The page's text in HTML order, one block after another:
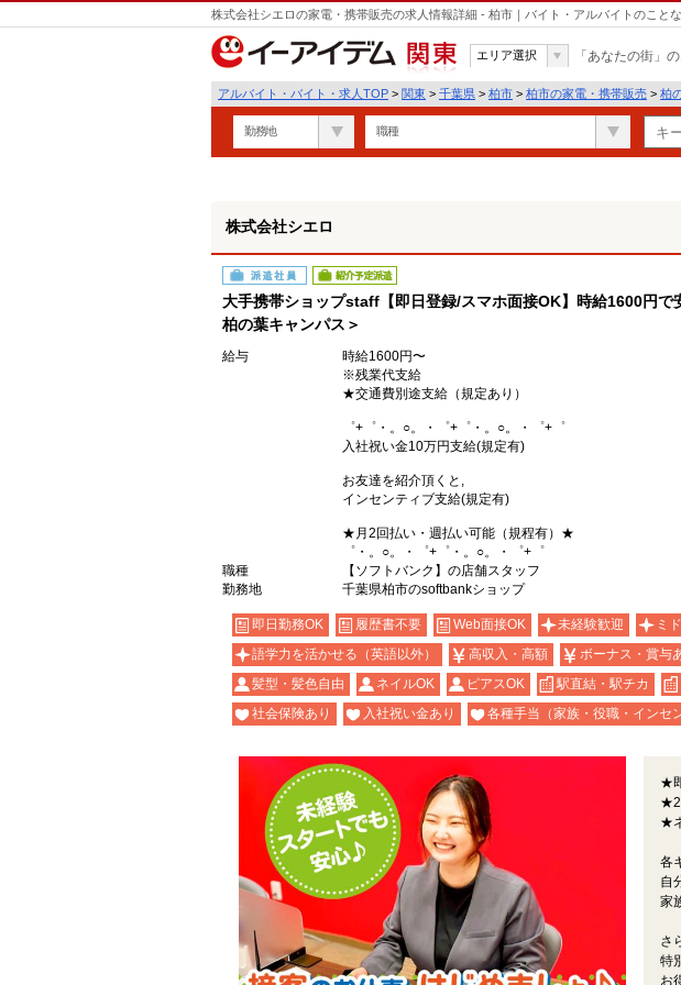
株式会社シエロの家電・携帯販売の求人情報詳細 - 柏市｜バイト・アルバイトのこと
関東
エリア選択 「あなたの街」
アルバイト・バイト・求人TOP > 関東 > 千葉県 > 柏市 > 柏市の家電・携帯販売 > 柏
勤務地 職種
遣
株式会社シエロ
派遣社員 紹介予定派遣
大手携帯ショップstaff【即日登録/スマホ面接OK】時給1600円で
柏の葉キャンパス＞
給与
時給1600円〜
※残業代支給
★交通費別途支給（規定あり）
゜+゜・。○。・゜+゜・。○。・゜+゜
入社祝い金10万円支給(規定有)
お友達を紹介頂くと,
インセンティブ支給(規定有)
★月2回払い・週払い可能（規程有）★
゜・。○。・゜+゜・。○。・゜+゜
職種
【ソフトバンク】の店舗スタッフ
勤務地
千葉県柏市のsoftbankショップ
即日勤務OK 履歴書不要 Web面接OK 未経験歓迎 ミ
語学力を活かせる（英語以外）
高収入・高額 ボーナス・賞与
髪型・髪色自由
ネイルOK ピアスOK 駅直結・駅チカ
社会保険あり
入社祝い金あり 各種手当（家族・役職・インセ
★
★
各
自
家
さ
特
お